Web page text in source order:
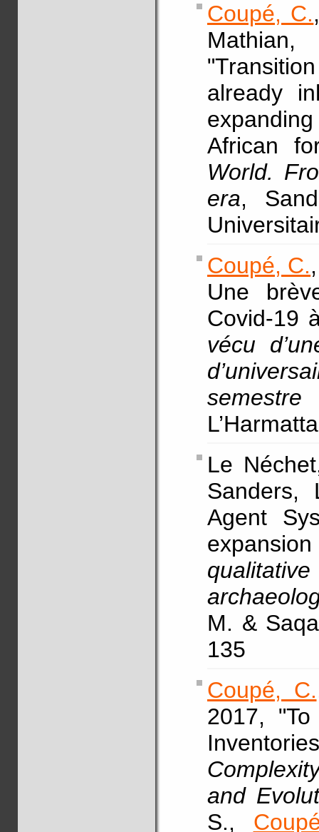
Coupé, C.
already
African
World.
era,
Coupé, C.
Une
Covid-19
vécu
Le
Agent
M. &
135
Coupé, C.
2017,
and
S.,